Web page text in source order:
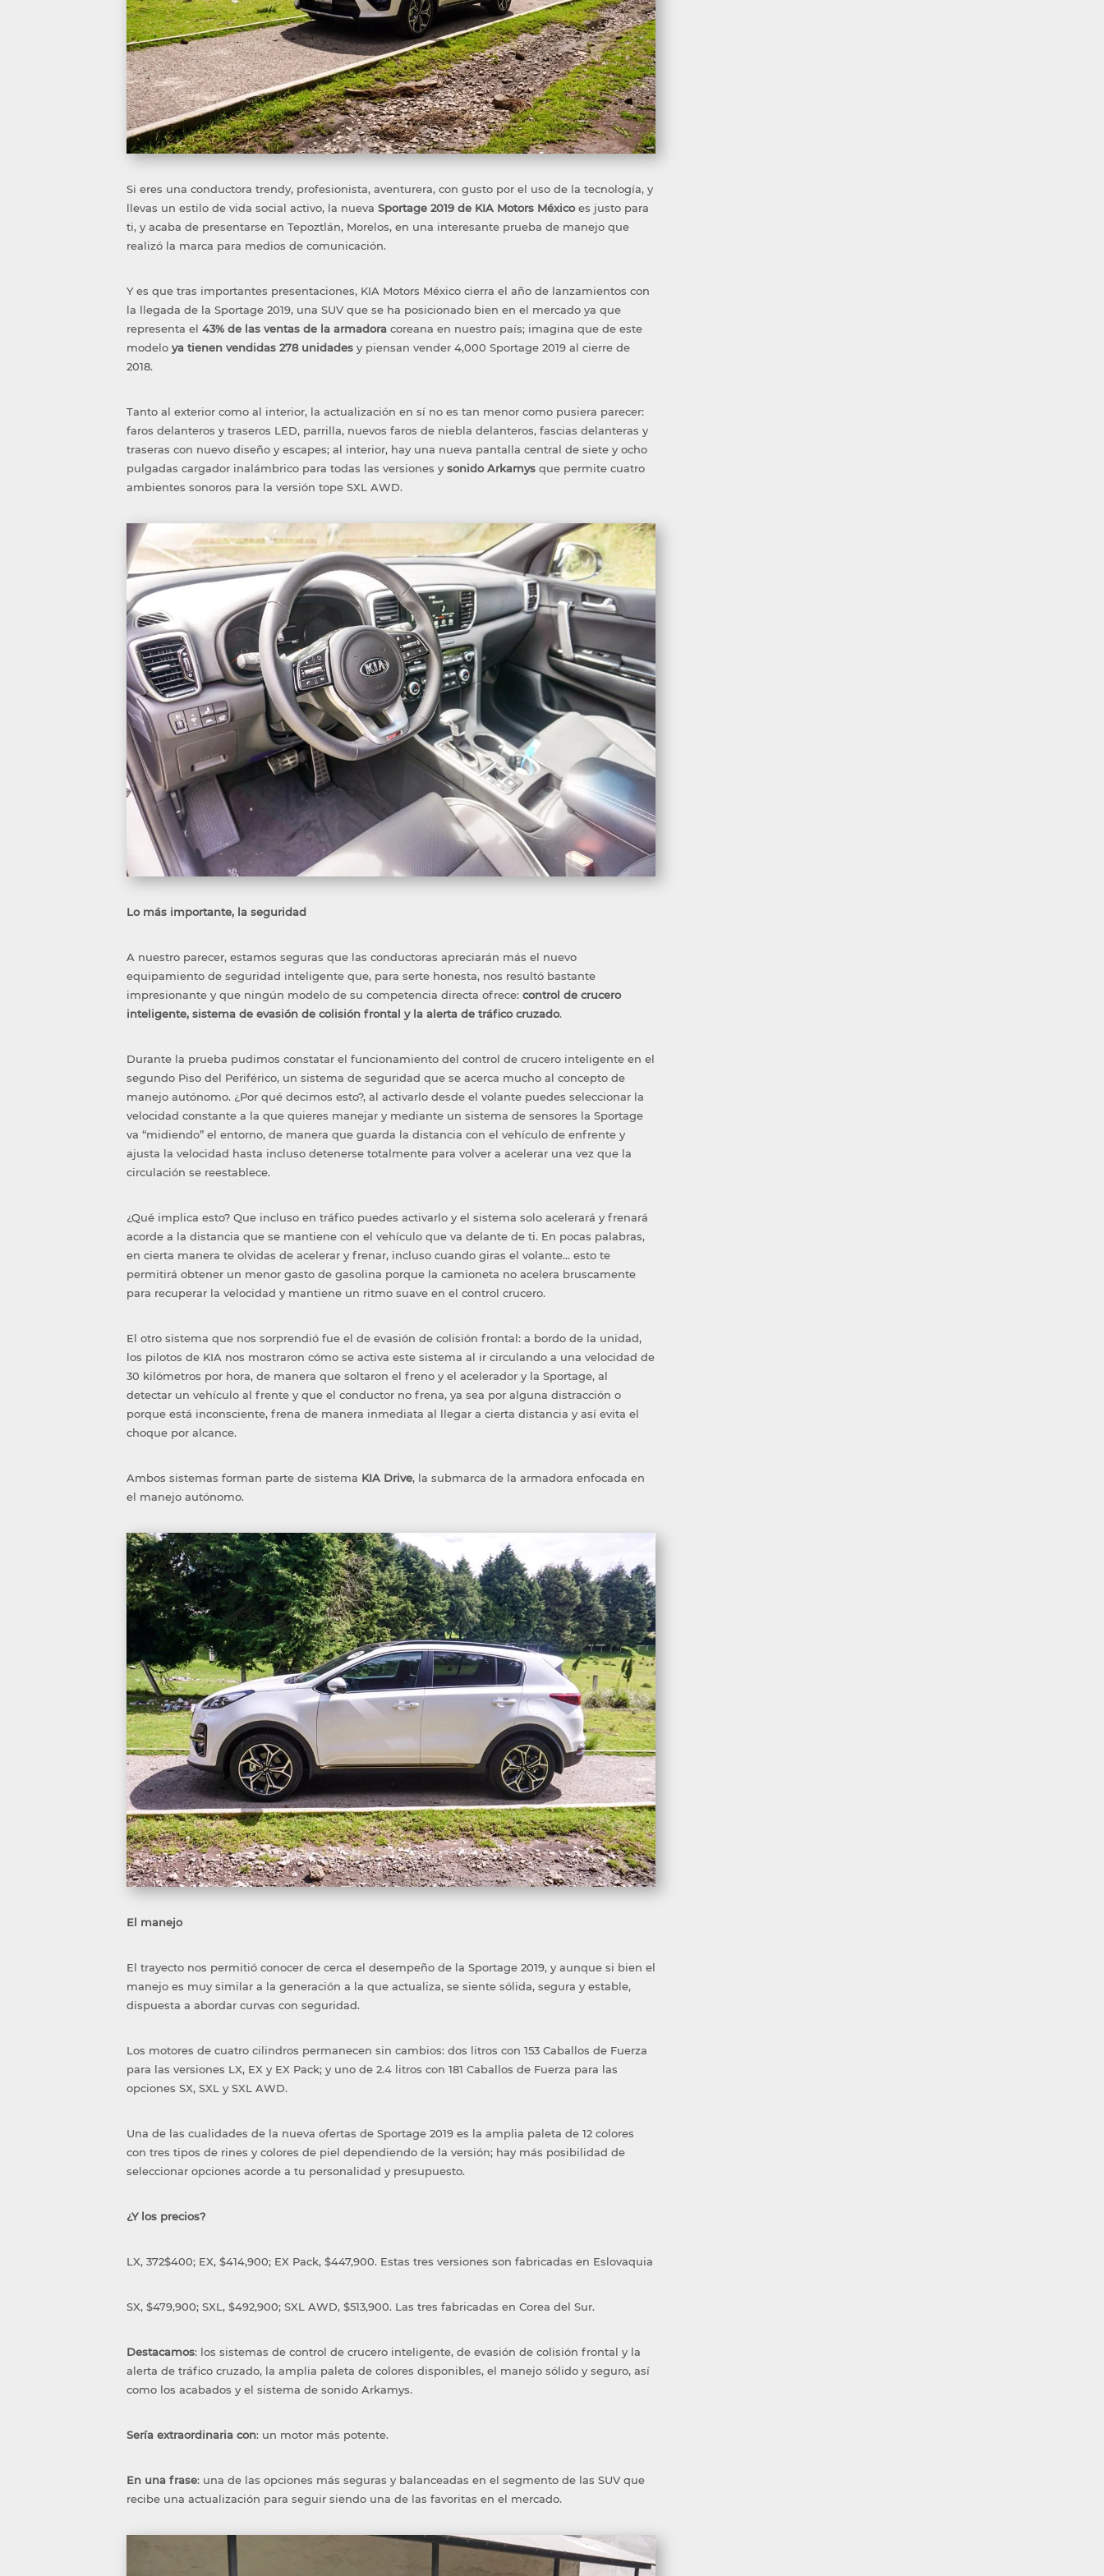
Si eres una conductora trendy, profesionista, aventurera, con gusto por el uso de la tecnología, y
llevas un estilo de vida social activo, la nuevaSportage 2019 de KIA Motors Méxicoes justo para
ti, y acaba de presentarse en Tepoztlán, Morelos, en una interesante prueba de manejo que
realizó la marca para medios de comunicación.
Y es que tras importantes presentaciones, KIA Motors México cierra el año de lanzamientos con
la llegada de la Sportage 2019, una SUV que se ha posicionado bien en el mercado ya que
representa el43% de las ventas de la armadora coreana en nuestro país; imagina que de este
modeloya tienen vendidas 278 unidades y piensan vender 4,000 Sportage 2019 al cierre de
2018.
Tanto al exterior como al interior, la actualización en sí no es tan menor como pusiera parecer:
faros delanteros y traseros LED, parrilla, nuevos faros de niebla delanteros, fascias delanteras y
traseras con nuevo diseño y escapes; al interior, hay una nueva pantalla central de siete y ocho
pulgadas cargador inalámbrico para todas las versiones ysonido Arkamys que permite cuatro
ambientes sonoros para la versión tope SXL AWD.
Lo más importante, la seguridad
A nuestro parecer, estamos seguras que las conductoras apreciarán más el nuevo
equipamiento de seguridad inteligente que, para serte honesta, nos resultó bastante
impresionante y que ningún modelo de su competencia directa ofrece:control de crucero
inteligente, sistema de evasión de colisión frontal y la alerta de tráfico cruzado.
Durante la prueba pudimos constatar el funcionamiento del control de crucero inteligente en el
segundo Piso del Periférico, un sistema de seguridad que se acerca mucho al concepto de
manejo autónomo. ¿Por qué decimos esto?, al activarlo desde el volante puedes seleccionar la
velocidad constante a la que quieres manejar y mediante un sistema de sensores la Sportage
va “midiendo” el entorno, de manera que guarda la distancia con el vehículo de enfrente y
ajusta la velocidad hasta incluso detenerse totalmente para volver a acelerar una vez que la
circulación se reestablece.
¿Qué implica esto? Que incluso en tráfico puedes activarlo y el sistema solo acelerará y frenará
acorde a la distancia que se mantiene con el vehículo que va delante de ti. En pocas palabras,
en cierta manera te olvidas de acelerar y frenar, incluso cuando giras el volante… esto te
permitirá obtener un menor gasto de gasolina porque la camioneta no acelera bruscamente
para recuperar la velocidad y mantiene un ritmo suave en el control crucero.
El otro sistema que nos sorprendió fue el de evasión de colisión frontal: a bordo de la unidad,
los pilotos de KIA nos mostraron cómo se activa este sistema al ir circulando a una velocidad de
30 kilómetros por hora, de manera que soltaron el freno y el acelerador y la Sportage, al
detectar un vehículo al frente y que el conductor no frena, ya sea por alguna distracción o
porque está inconsciente, frena de manera inmediata al llegar a cierta distancia y así evita el
choque por alcance.
Ambos sistemas forman parte de sistema KIA Drive, la submarca de la armadora enfocada en
el manejo autónomo.
El manejo
El trayecto nos permitió conocer de cerca el desempeño de la Sportage 2019, y aunque si bien el
manejo es muy similar a la generación a la que actualiza, se siente sólida, segura y estable,
dispuesta a abordar curvas con seguridad.
Los motores de cuatro cilindros permanecen sin cambios: dos litros con 153 Caballos de Fuerza
para las versiones LX, EX y EX Pack; y uno de 2.4 litros con 181 Caballos de Fuerza para las
opciones SX, SXL y SXL AWD.
Una de las cualidades de la nueva ofertas de Sportage 2019 es la amplia paleta de 12 colores
con tres tipos de rines y colores de piel dependiendo de la versión; hay más posibilidad de
seleccionar opciones acorde a tu personalidad y presupuesto.
¿Y los precios?
LX, 372$400; EX, $414,900; EX Pack, $447,900. Estas tres versiones son fabricadas en Eslovaquia
SX, $479,900; SXL, $492,900; SXL AWD, $513,900. Las tres fabricadas en Corea del Sur.
Destacamos: los sistemas de control de crucero inteligente, de evasión de colisión frontal y la
alerta de tráfico cruzado, la amplia paleta de colores disponibles, el manejo sólido y seguro, así
como los acabados y el sistema de sonido Arkamys.
Sería extraordinaria con: un motor más potente.
En una frase: una de las opciones más seguras y balanceadas en el segmento de las SUV que
recibe una actualización para seguir siendo una de las favoritas en el mercado.